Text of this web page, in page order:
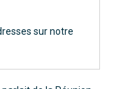
sur notre